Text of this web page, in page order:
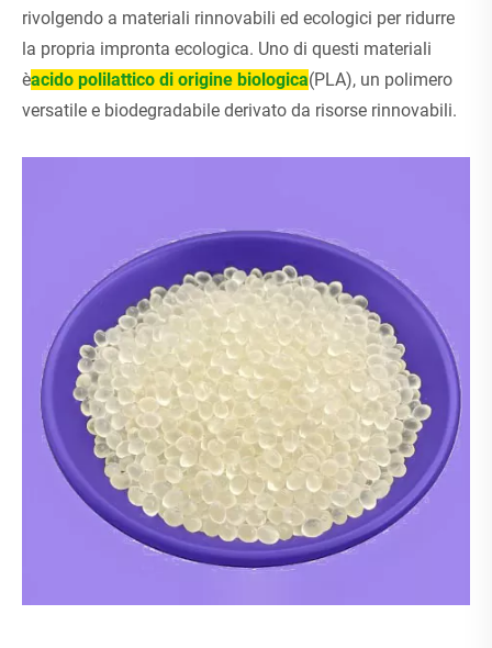
rivolgendo a materiali rinnovabili ed ecologici per ridurre
la propria impronta ecologica. Uno di questi materiali
èacido polilattico di origine biologica(PLA), un polimero
versatile e biodegradabile derivato da risorse rinnovabili.